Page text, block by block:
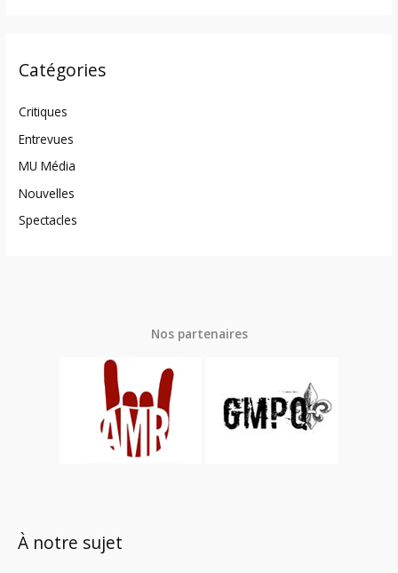
Catégories
Critiques
Entrevues
MU Média
Nouvelles
Spectacles
Nos partenaires
À notre sujet